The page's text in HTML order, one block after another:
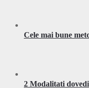
Cele mai bune
2 Modalitati